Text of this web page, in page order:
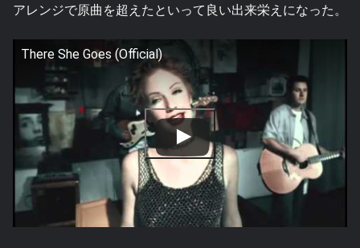
アレンジで原曲を超えたといって良い出来栄えになった。
There She Goes (Official)